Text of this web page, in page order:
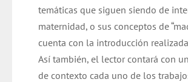
temáticas que siguen siendo de
maternidad, o sus conceptos de
cuenta con la introducción
Así también, el lector contará con
de contexto cada uno de los